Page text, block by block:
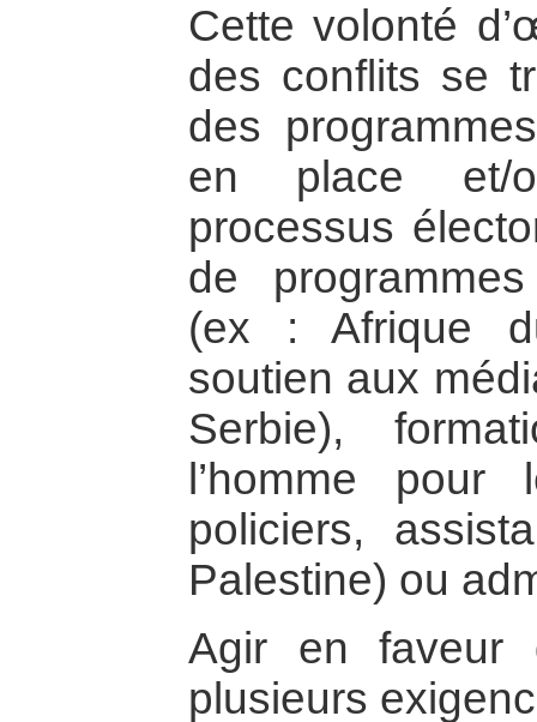
Cette volonté
des conflits se
des
en place et/
processus
de
(ex : Afrique
soutien aux
Serbie),
l’homme
policiers,
Palestine) ou
Agir en faveur
plusieurs